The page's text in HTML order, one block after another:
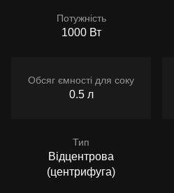
Потужність
1000 Вт
Обсяг ємності для соку
0.5 л
Тип
Відцентрова
(центрифуга)